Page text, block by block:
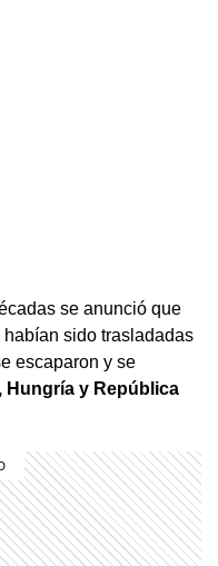
se anunció que
sido trasladadas
escaparon y se
Hungría y República